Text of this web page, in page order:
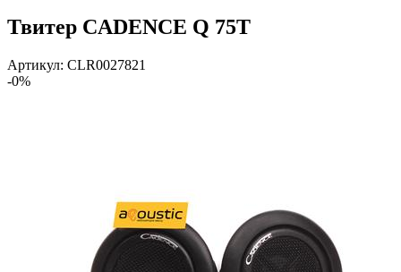
Твитер CADENCE Q 75T
Артикул: CLR0027821
-0%